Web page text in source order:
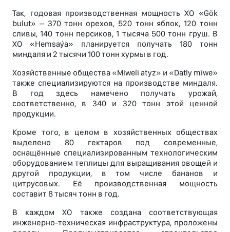
Так, годовая производственная мощность ХО «Gök
bulut» – 370 тонн орехов, 520 тонн яблок, 120 тонн
сливы, 140 тонн персиков, 1 тысяча 500 тонн груш. В
ХО «Hemsaýa» планируется получать 180 тонн
миндаля и 2 тысячи 100 тонн хурмы в год.
Хозяйственные общества «Miweli atyz» и «Datly miwe»
также специализируются на производстве миндаля.
В год здесь намечено получать урожай,
соответственно, в 340 и 320 тонн этой ценной
продукции.
Кроме того, в целом в хозяйственных обществах
выделено 80 гектаров под современные,
оснащённые специализированным технологическим
оборудованием теплицы для выращивания овощей и
другой продукции, в том числе бананов и
цитрусовых. Её производственная мощность
составит 8 тысяч тонн в год.
В каждом ХО также создана соответствующая
инженерно-техническая инфраструктура, проложены